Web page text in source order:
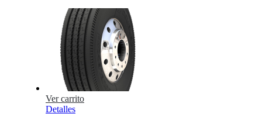
Ver carrito
Detalles